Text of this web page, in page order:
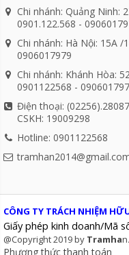
Chi nhánh: Quảng Ninh:
0901.122.568 -
Chi nhánh: Hà Nội: 15A
0906017979
Chi nhánh: Khánh Hòa:
0901122568 -
Điện thoại:
CSKH: 19009298
Hotline: 0901122568
CÔNG TY TRÁCH NHIỆM
Giấy phép kinh doanh/
@Copyright 2019 by Tramhan
Phương thức thanh toán